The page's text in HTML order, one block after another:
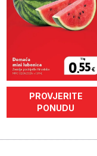
PROVJERITE
PONUDU